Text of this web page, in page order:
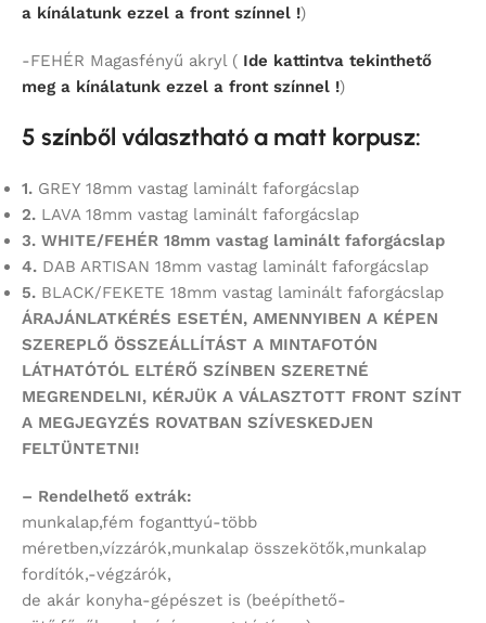
a kínálatunk ezzel a front színnel !)
-FEHÉR Magasfényű akryl ( Ide kattintva tekinthető
meg a kínálatunk ezzel a front színnel !)
5 színből választható a matt korpusz:
1. GREY 18mm vastag laminált faforgácslap
2. LAVA 18mm vastag laminált faforgácslap
3. WHITE/FEHÉR 18mm vastag laminált faforgácslap
4. DAB ARTISAN 18mm vastag laminált faforgácslap
5. BLACK/FEKETE 18mm vastag laminált faforgácslap
ÁRAJÁNLATKÉRÉS ESETÉN, AMENNYIBEN A KÉPEN
SZEREPLŐ ÖSSZEÁLLÍTÁST A MINTAFOTÓN
LÁTHATÓTÓL ELTÉRŐ SZÍNBEN SZERETNÉ
MEGRENDELNI, KÉRJÜK A VÁLASZTOTT FRONT SZÍNT
A MEGJEGYZÉS ROVATBAN SZÍVESKEDJEN
FELTÜNTETNI!
– Rendelhető extrák:
munkalap,fém foganttyú-több
méretben,vízzárók,munkalap összekötők,munkalap
fordítók,-végzárók,
de akár konyha-gépészet is (beépíthető-